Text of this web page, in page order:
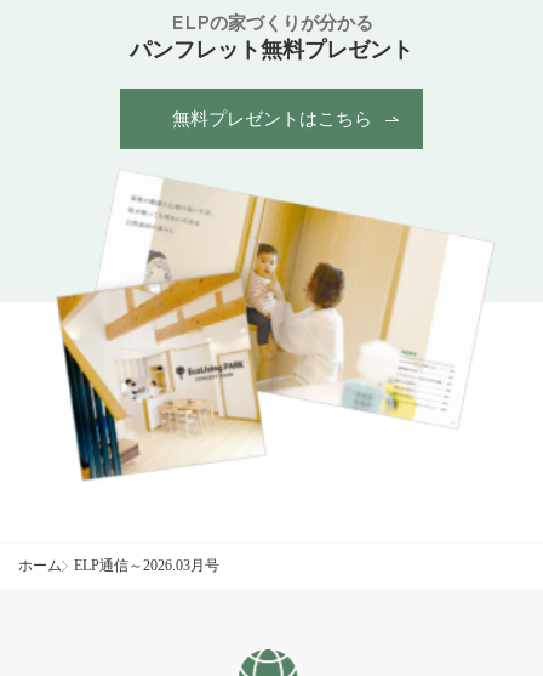
ELPの家づくりが分かる
パンフレット無料プレゼント
無料プレゼントはこちら
ホーム ELP通信～2026.03月号